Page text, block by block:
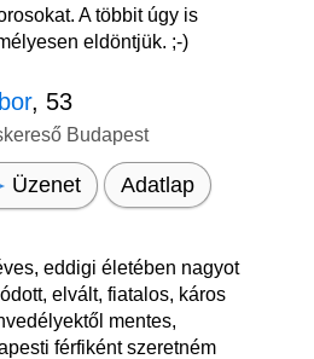
A többit úgy is
eldöntjük. ;-)
, 53
Budapest
Üzenet Adatlap
eddigi életében nagyot
elvált, fiatalos, káros
mentes,
férfiként szeretném